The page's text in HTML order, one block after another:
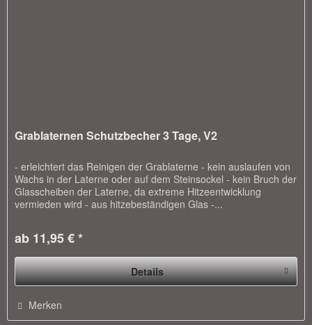
Grablaternen Schutzbecher 3 Tage, V2
- erleichtert das Reinigen der Grablaterne - kein auslaufen von
Wachs in der Laterne oder auf dem Steinsockel - kein Bruch der
Glasscheiben der Laterne, da extreme Hitzeentwicklung
vermieden wird - aus hitzebeständigen Glas -...
ab 11,95 € *
Details
Merken